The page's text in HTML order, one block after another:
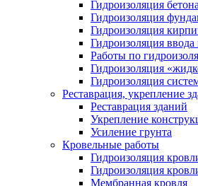
Гидроизоляция бетона
Гидроизоляция
Гидроизоляция
Гидроизоляция
Работы по
Гидроизоляция
Гидроизоляция
Реставрация, укрепление
Реставрация зданий
Укрепление
Усиление грунта
Кровельные работы
Гидроизоляция
Гидроизоляция
Мембранная кровля